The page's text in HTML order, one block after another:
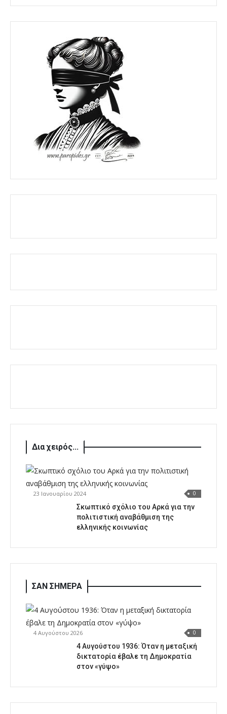
Δια χειρός...
23 Ιανουαρίου 2024 0
Σκωπτικό σχόλιο του Αρκά για την
πολιτιστική αναβάθμιση της
ελληνικής κοινωνίας
ΣΑΝ ΣΗΜΕΡΑ
4 Αυγούστου 2026 0
4 Αυγούστου 1936: Όταν η μεταξική
δικτατορία έβαλε τη Δημοκρατία
στον «γύψο»